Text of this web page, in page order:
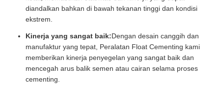
diandalkan bahkan di bawah tekanan tinggi dan kondisi
ekstrem.
Kinerja yang sangat baik:Dengan desain canggih dan
manufaktur yang tepat, Peralatan Float Cementing kami
memberikan kinerja penyegelan yang sangat baik dan
mencegah arus balik semen atau cairan selama proses
cementing.